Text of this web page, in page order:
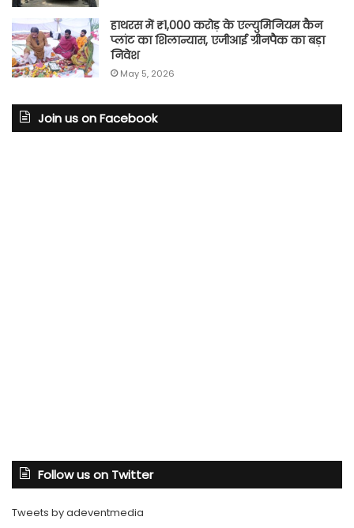
हाथरस में ₹1,000 करोड़ के एल्युमिनियम कैन
प्लांट का शिलान्यास, एजीआई ग्रीनपैक का बड़ा
निवेश
May 5, 2026
Join us on Facebook
Follow us on Twitter
Tweets by adeventmedia